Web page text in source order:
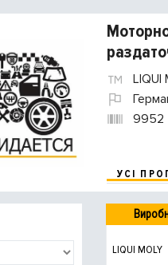
LIQUI
9952
УСІ
LIQUI MOLY